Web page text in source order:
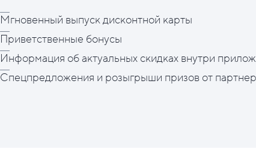
Мгновенный выпуск дисконтной карты
Приветственные бонусы
Информация об актуальных скидках внутри
Спецпредложения и розыгрыши призов от